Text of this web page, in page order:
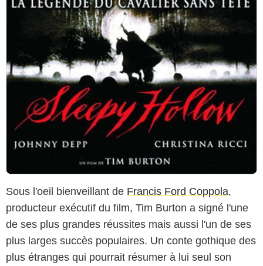
Sous l'oeil bienveillant de Francis Ford Coppola,
producteur exécutif du film, Tim Burton a signé l'une
de ses plus grandes réussites mais aussi l'un de ses
plus larges succès populaires. Un conte gothique des
plus étranges qui pourrait résumer à lui seul son